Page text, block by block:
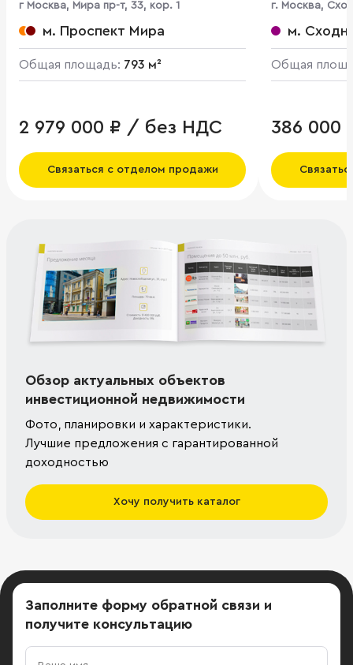
г Москва, Мира пр-т, 33, кор. 1
м. Проспект Мира
Общая площадь: 793 м²
2 979 000 ₽ / без НДС
Связаться с отделом продажи
г. Москва,
м.
Общая
386
Обзор актуальных объектов
инвестиционной недвижимости
Фото, планировки и характеристики.
Лучшие предложения с гарантированной
доходностью
Хочу получить каталог
Заполните форму обратной связи и
получите консультацию